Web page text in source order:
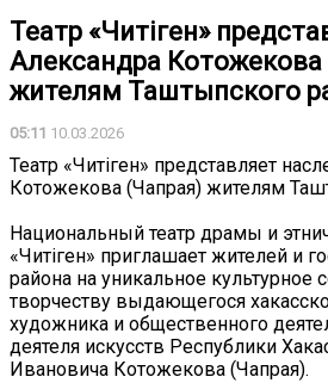
Театр «Читiген»
Александра Котожекова
жителям Таштыпского
05:11 10.03.2026
Театр «Читiген» представляет
Котожекова (Чапрая) жителям
Национальный театр драмы и
«Читiген» приглашает жителей и
района на уникальное культурное
творчеству выдающегося
художника и общественного
деятеля искусств Республики
Ивановича Котожекова (Чапрая).